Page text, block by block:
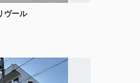
ヴール